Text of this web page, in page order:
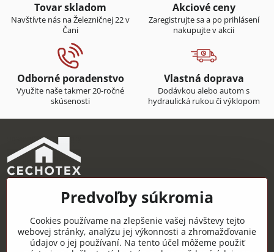
Tovar skladom
Navštívte nás na Železničnej 22 v
Čani
Akciové ceny
Zaregistrujte sa a po prihlásení
nakupujte v akcii
Odborné poradenstvo
Využite naše takmer 20-ročné
skúsenosti
Vlastná doprava
Dodávkou alebo autom s
hydraulická rukou či výklopom
CECHOTEX s.r.o.
Železničná 22, 044 14 Čaňa
IČO: 48181757
DIČ: 2120085451
Predvoľby súkromia
Cookies používame na zlepšenie vašej návštevy tejto
webovej stránky, analýzu jej výkonnosti a zhromažďovanie
údajov o jej používaní. Na tento účel môžeme použiť